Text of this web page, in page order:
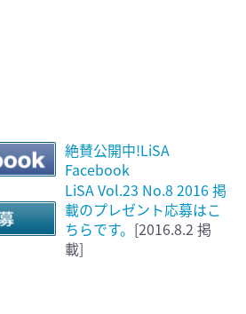
絶賛公開中!LiSA
Facebook
LiSA Vol.23 No.8 2016 掲
載のプレゼント応募はこ
ちらです。 [2016.8.2 掲
載]